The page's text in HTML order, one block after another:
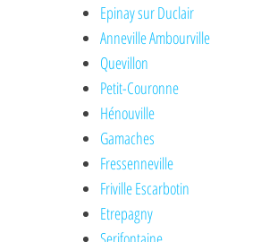
Epinay sur Duclair
Anneville Ambourville
Quevillon
Petit-Couronne
Hénouville
Gamaches
Fressenneville
Friville Escarbotin
Etrepagny